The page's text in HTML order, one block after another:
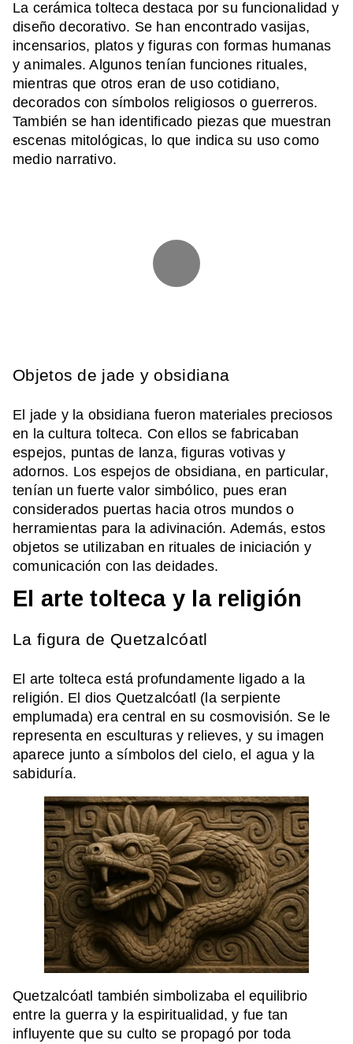
La cerámica tolteca destaca por su funcionalidad y
diseño decorativo. Se han encontrado vasijas,
incensarios, platos y figuras con formas humanas
y animales. Algunos tenían funciones rituales,
mientras que otros eran de uso cotidiano,
decorados con símbolos religiosos o guerreros.
También se han identificado piezas que muestran
escenas mitológicas, lo que indica su uso como
medio narrativo.
Objetos de jade y obsidiana
El jade y la obsidiana fueron materiales preciosos
en la cultura tolteca. Con ellos se fabricaban
espejos, puntas de lanza, figuras votivas y
adornos. Los espejos de obsidiana, en particular,
tenían un fuerte valor simbólico, pues eran
considerados puertas hacia otros mundos o
herramientas para la adivinación. Además, estos
objetos se utilizaban en rituales de iniciación y
comunicación con las deidades.
El arte tolteca y la religión
La figura de Quetzalcóatl
El arte tolteca está profundamente ligado a la
religión. El dios Quetzalcóatl (la serpiente
emplumada) era central en su cosmovisión. Se le
representa en esculturas y relieves, y su imagen
aparece junto a símbolos del cielo, el agua y la
sabiduría.
Quetzalcóatl también simbolizaba el equilibrio
entre la guerra y la espiritualidad, y fue tan
influyente que su culto se propagó por toda